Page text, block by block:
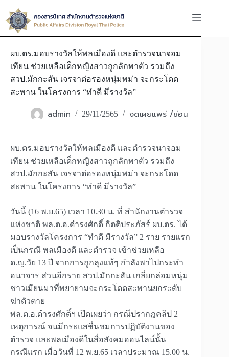
to
content
ผบ.ตร.มอบรางวัลให้พลเมืองดี และตำรวจนาจอม
เทียน ช่วยเหลือเด็กหญิงสาวถูกลักพาตัว รวมถึง
สวป.มักกะสัน เจรจาต่อรองหนุ่มพม่า จะกระโดด
สะพาน ในโครงการ “ทำดี มีรางวัล”
admin 29/11/2565 งดเผยแพร่ /ซ่อน
ผบ.ตร.มอบรางวัลให้พลเมืองดี และตำรวจนาจอม
เทียน ช่วยเหลือเด็กหญิงสาวถูกลักพาตัว รวมถึง
สวป.มักกะสัน เจรจาต่อรองหนุ่มพม่า จะกระโดด
สะพาน ในโครงการ “ทำดี มีรางวัล”
วันนี้ (16 พ.ย.65) เวลา 10.30 น. ที่ สำนักงานตำรวจ
แห่งชาติ พล.ต.อ.ดำรงศักดิ์ กิตติประภัสร์ ผบ.ตร. ได้
มอบรางวัลโครงการ “ทำดี มีรางวัล” 2 ราย รายแรก
เป็นกรณี พลเมืองดี และตำรวจ เข้าช่วยเหลือ
ด.ญ.วัย 13 ปี จากการถูกลุงแท้ๆ กำลังพาไปกระทำ
อนาจาร ส่วนอีกราย สวป.มักกะสัน เกลี่ยกล่อมหนุ่ม
ชาวเมียนมาที่พยายามจะกระโดดสะพานยกระดับ
ฆ่าตัวตาย
พล.ต.อ.ดำรงศักดิ์ฯ เปิดเผยว่า กรณีปรากฎคลิป 2
เหตุการณ์ จนมีกระแสชื่นชมการปฏิบัติงานของ
ตำรวจ และพลเมืองดีในสื่อสังคมออนไลน์นั้น
กรณีแรก เมื่อวันที่ 12 พ.ย.65 เวลาประมาณ 15.00 น.